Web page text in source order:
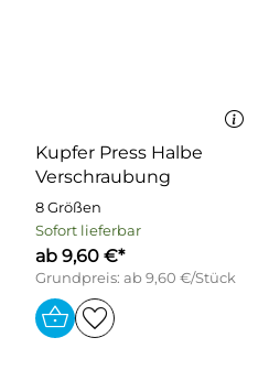
Kupfer Press Halbe
Verschraubung
8 Größen
Sofort lieferbar
ab 9,60 €*
Grundpreis: ab 9,60 €/Stück